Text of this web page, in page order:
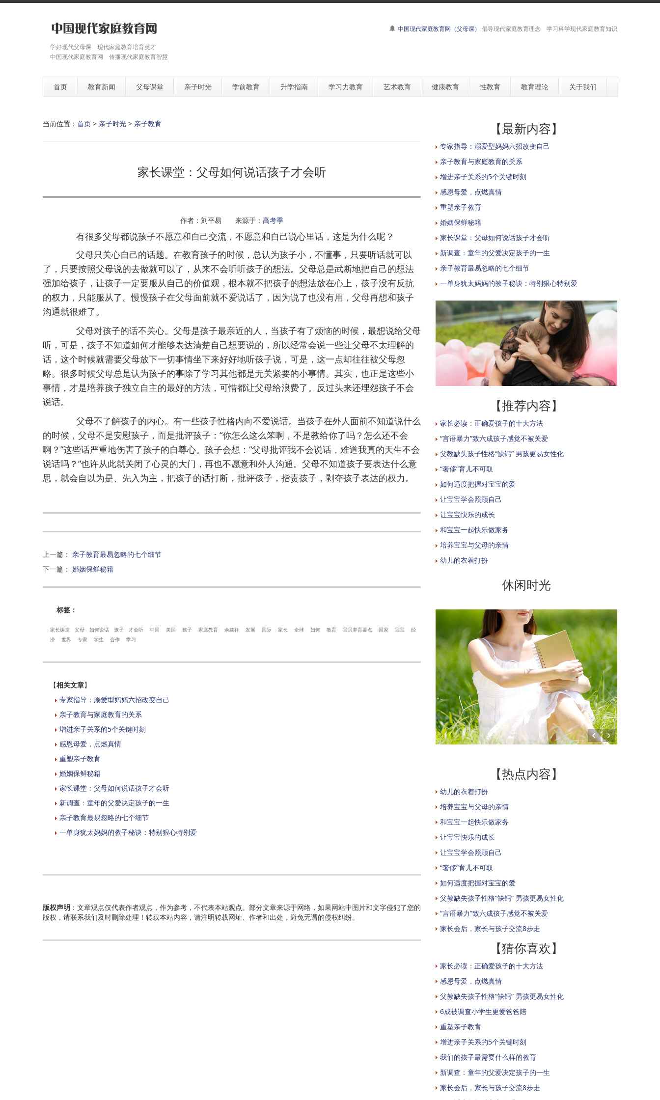
学好现代父母课 现代家庭教育培育英才
中国现代家庭教育网 传播现代家庭教育智慧
中国现代家庭教育网（父母课） 倡导现代家庭教育理念 学习科学现代家庭教育知识
首页 教育新闻 父母课堂 亲子时光 学前教育 升学指南 学习力教育 艺术教育 健康教育 性教育 教育理论 关于我们
当前位置： 首页 > 亲子时光 > 亲子教育
家长课堂：父母如何说话孩子才会听
作者：刘平易 来源于： 高考季
有很多父母都说孩子不愿意和自己交流，不愿意和自己说心里话，这是为什么呢？
父母只关心自己的话题。在教育孩子的时候，总认为孩子小，不懂事，只要听话就可以
了，只要按照父母说的去做就可以了，从来不会听听孩子的想法。父母总是武断地把自己的想法
强加给孩子，让孩子一定要服从自己的价值观，根本就不把孩子的想法放在心上，孩子没有反抗
的权力，只能服从了。慢慢孩子在父母面前就不爱说话了，因为说了也没有用，父母再想和孩子
沟通就很难了。
父母对孩子的话不关心。父母是孩子最亲近的人，当孩子有了烦恼的时候，最想说给父母
听，可是，孩子不知道如何才能够表达清楚自己想要说的，所以经常会说一些让父母不太理解的
话，这个时候就需要父母放下一切事情坐下来好好地听孩子说，可是，这一点却往往被父母忽
略。很多时候父母总是认为孩子的事除了学习其他都是无关紧要的小事情。其实，也正是这些小
事情，才是培养孩子独立自主的最好的方法，可惜都让父母给浪费了。反过头来还埋怨孩子不会
说话。
父母不了解孩子的内心。有一些孩子性格内向不爱说话。当孩子在外人面前不知道说什么
的时候，父母不是安慰孩子，而是批评孩子：“你怎么这么笨啊，不是教给你了吗？怎么还不会
啊？”这些话严重地伤害了孩子的自尊心。孩子会想：“父母批评我不会说话，难道我真的天生不会
说话吗？”也许从此就关闭了心灵的大门，再也不愿意和外人沟通。父母不知道孩子要表达什么意
思，就会自以为是、先入为主，把孩子的话打断，批评孩子，指责孩子，剥夺孩子表达的权力。
上一篇 ： 亲子教育最易忽略的七个细节
下一篇 ： 婚姻保鲜秘籍
标签：
家长课堂 父母 如何说话 孩子 才会听 中国 美国 孩子 家庭教育 余建祥 发展 国际 家长 全球 如何 教育 宝贝养育要点 国家 宝宝
经
济
世界 专家 学生 合作 学习
【相关文章】
专家指导：溺爱型妈妈六招改变自己
亲子教育与家庭教育的关系
增进亲子关系的5个关键时刻
感恩母爱，点燃真情
重塑亲子教育
婚姻保鲜秘籍
家长课堂：父母如何说话孩子才会听
新调查：童年的父爱决定孩子的一生
亲子教育最易忽略的七个细节
一单身犹太妈妈的教子秘诀：特别狠心特别爱
版权声明 ：文章观点仅代表作者观点，作为参考，不代表本站观点。部分文章来源于网络，如果网站中图片和文字侵犯了您的
版权，请联系我们及时删除处理！转载本站内容，请注明转载网址、作者和出处，避免无谓的侵权纠纷。
【最新内容】
专家指导：溺爱型妈妈六招改变自己
亲子教育与家庭教育的关系
增进亲子关系的5个关键时刻
感恩母爱，点燃真情
重塑亲子教育
婚姻保鲜秘籍
家长课堂：父母如何说话孩子才会听
新调查：童年的父爱决定孩子的一生
亲子教育最易忽略的七个细节
一单身犹太妈妈的教子秘诀：特别狠心特别爱
【推荐内容】
家长必读：正确爱孩子的十大方法
“言语暴力”致六成孩子感觉不被关爱
父教缺失孩子性格“缺钙” 男孩更易女性化
“奢侈”育儿不可取
如何适度把握对宝宝的爱
让宝宝学会照顾自己
让宝宝快乐的成长
和宝宝一起快乐做家务
培养宝宝与父母的亲情
幼儿的衣着打扮
休闲时光
【热点内容】
幼儿的衣着打扮
培养宝宝与父母的亲情
和宝宝一起快乐做家务
让宝宝快乐的成长
让宝宝学会照顾自己
“奢侈”育儿不可取
如何适度把握对宝宝的爱
父教缺失孩子性格“缺钙” 男孩更易女性化
“言语暴力”致六成孩子感觉不被关爱
家长会后，家长与孩子交流8步走
【猜你喜欢】
家长必读：正确爱孩子的十大方法
感恩母爱，点燃真情
父教缺失孩子性格“缺钙” 男孩更易女性化
6成被调查小学生更爱爸爸陪
重塑亲子教育
增进亲子关系的5个关键时刻
我们的孩子最需要什么样的教育
新调查：童年的父爱决定孩子的一生
家长会后，家长与孩子交流8步走